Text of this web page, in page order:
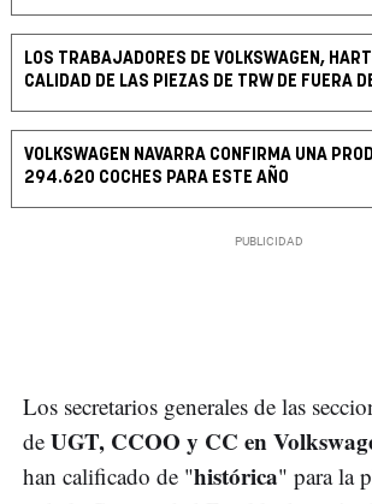
LOS TRABAJADORES DE VOLKSWAGEN,
CALIDAD DE LAS PIEZAS DE TRW DE FUERA
VOLKSWAGEN NAVARRA CONFIRMA UNA
294.620 COCHES PARA ESTE AÑO
Los secretarios generales de las
de UGT, CCOO y CC en
han calificado de "histórica" para la